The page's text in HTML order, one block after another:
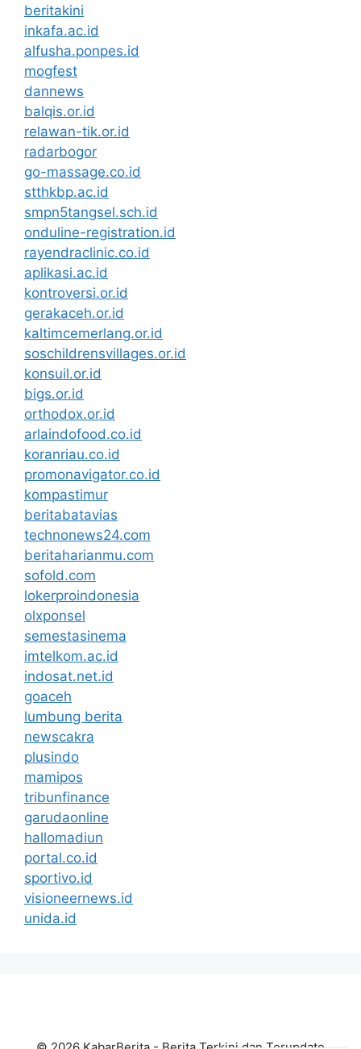
beritakini
inkafa.ac.id
alfusha.ponpes.id
mogfest
dannews
balqis.or.id
relawan-tik.or.id
radarbogor
go-massage.co.id
stthkbp.ac.id
smpn5tangsel.sch.id
onduline-registration.id
rayendraclinic.co.id
aplikasi.ac.id
kontroversi.or.id
gerakaceh.or.id
kaltimcemerlang.or.id
soschildrensvillages.or.id
konsuil.or.id
bigs.or.id
orthodox.or.id
arlaindofood.co.id
koranriau.co.id
promonavigator.co.id
kompastimur
beritabatavias
technonews24.com
beritaharianmu.com
sofold.com
lokerproindonesia
olxponsel
semestasinema
imtelkom.ac.id
indosat.net.id
goaceh
lumbung berita
newscakra
plusindo
mamipos
tribunfinance
garudaonline
hallomadiun
portal.co.id
sportivo.id
visioneernews.id
unida.id